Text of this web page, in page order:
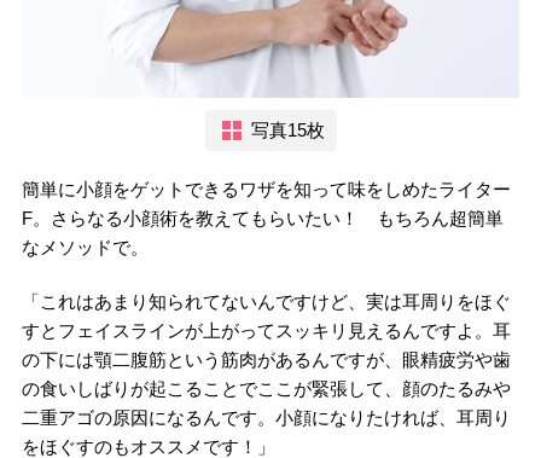
写真15枚
簡単に小顔をゲットできるワザを知って味をしめたライター
F。さらなる小顔術を教えてもらいたい！ もちろん超簡単
なメソッドで。
「これはあまり知られてないんですけど、実は耳周りをほぐ
すとフェイスラインが上がってスッキリ見えるんですよ。耳
の下には顎二腹筋という筋肉があるんですが、眼精疲労や歯
の食いしばりが起こることでここが緊張して、顔のたるみや
二重アゴの原因になるんです。小顔になりたければ、耳周り
をほぐすのもオススメです！」